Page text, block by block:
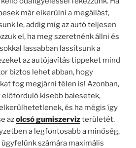
már elkerülni a megállást,
le, addig míg az autó teljesen
el, ha meg szeretnénk állni és
lassabban lassítsunk a
az autójavítás tippeket mind
biztos lehet abban, hogy
fog megjárni télen is! Azonban,
kisebb balesetek,
és ha mégis így
azolcsó gumiszervizterületét.
a legfontosabb a minőség,
ügyfelünk számára maximális